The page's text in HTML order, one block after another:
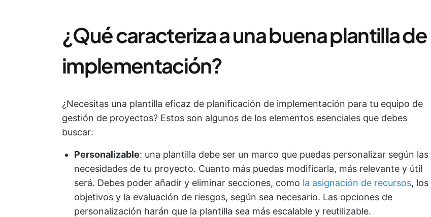
¿Qué caracteriza a una buena plantilla de
implementación?
¿Necesitas una plantilla eficaz de planificación de implementación para tu equipo de
gestión de proyectos? Estos son algunos de los elementos esenciales que debes
buscar:
Personalizable: una plantilla debe ser un marco que puedas personalizar según las
necesidades de tu proyecto. Cuanto más puedas modificarla, más relevante y útil
será. Debes poder añadir y eliminar secciones, como la asignación de recursos, los
objetivos y la evaluación de riesgos, según sea necesario. Las opciones de
personalización harán que la plantilla sea más escalable y reutilizable.